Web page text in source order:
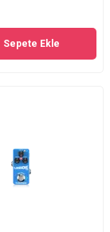
Sepete Ekle